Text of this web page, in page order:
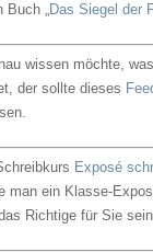
Buch „Das Siegel der
wissen möchte,
der sollte dieses
Exposé
man ein Klasse-
Richtige für Sie